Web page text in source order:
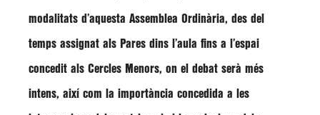
modalitats d’aquesta Assemblea Ordinària, des del
temps assignat als Pares dins l’aula fins a l’espai
concedit als Cercles Menors, on el debat serà més
intens, així com la importància concedida a les